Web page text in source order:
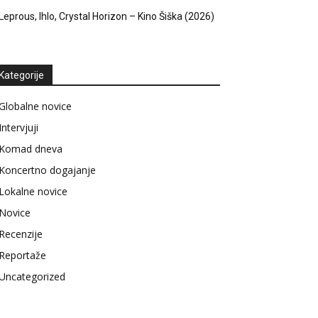
Ihlo, Crystal Horizon – Kino Šiška (2026)
novice
dneva
dogajanje
novice